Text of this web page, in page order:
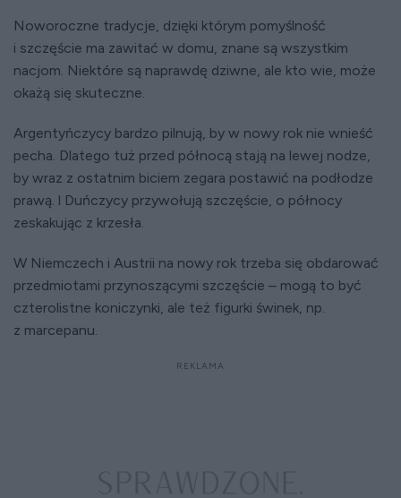
Noworoczne tradycje, dzięki którym pomyślność
i szczęście ma zawitać w domu, znane są wszystkim
nacjom. Niektóre są naprawdę dziwne, ale kto wie, może
okażą się skuteczne.
Argentyńczycy bardzo pilnują, by w nowy rok nie wnieść
pecha. Dlatego tuż przed północą stają na lewej nodze,
by wraz z ostatnim biciem zegara postawić na podłodze
prawą. l Duńczycy przywołują szczęście, o północy
zeskakując z krzesła.
W Niemczech i Austrii na nowy rok trzeba się obdarować
przedmiotami przynoszącymi szczęście – mogą to być
czterolistne koniczynki, ale też figurki świnek, np.
z marcepanu.